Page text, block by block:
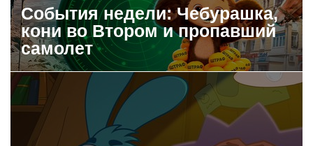
События недели: Чебурашка,
кони во Втором и пропавший
самолет